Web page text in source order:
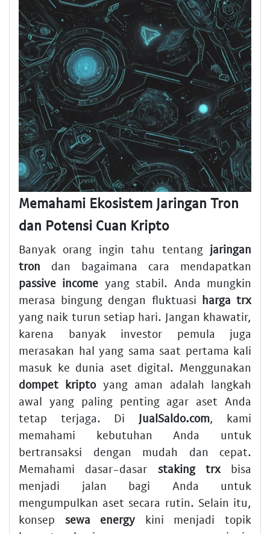
Memahami Ekosistem Jaringan Tron
dan Potensi Cuan Kripto
Banyak orang ingin tahu tentang jaringan
tron dan bagaimana cara mendapatkan
passive income yang stabil. Anda mungkin
merasa bingung dengan fluktuasi harga trx
yang naik turun setiap hari. Jangan khawatir,
karena banyak investor pemula juga
merasakan hal yang sama saat pertama kali
masuk ke dunia aset digital. Menggunakan
dompet kriptoyang aman adalah langkah
awal yang paling penting agar aset Anda
tetap terjaga. Di JualSaldo.com, kami
memahami kebutuhan Anda untuk
bertransaksi dengan mudah dan cepat.
Memahami dasar-dasar staking trxbisa
menjadi jalan bagi Anda untuk
mengumpulkan aset secara rutin. Selain itu,
konsep sewa energy kini menjadi topik